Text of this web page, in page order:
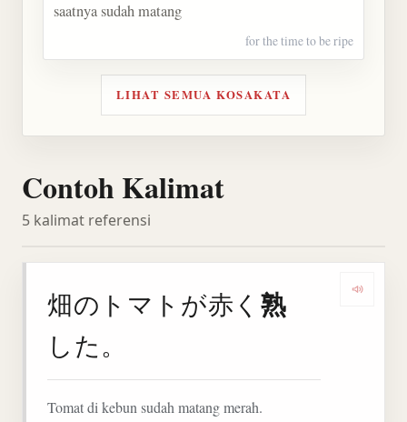
saatnya sudah matang
for the time to be ripe
LIHAT SEMUA KOSAKATA
Contoh Kalimat
5 kalimat referensi
畑のトマトが赤く 熟
した。
Tomat di kebun sudah matang merah.